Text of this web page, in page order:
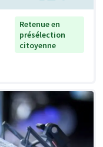
Retenue en
présélection
citoyenne